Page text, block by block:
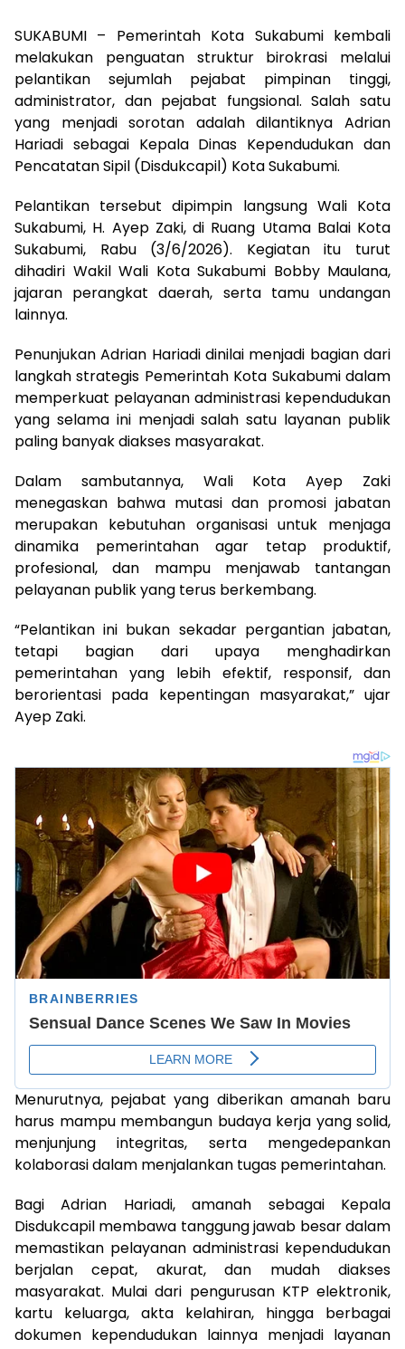
SUKABUMI – Pemerintah Kota Sukabumi kembali
melakukan penguatan struktur birokrasi melalui
pelantikan sejumlah pejabat pimpinan tinggi,
administrator, dan pejabat fungsional. Salah satu
yang menjadi sorotan adalah dilantiknya Adrian
Hariadi sebagai Kepala Dinas Kependudukan dan
Pencatatan Sipil (Disdukcapil) Kota Sukabumi.
Pelantikan tersebut dipimpin langsung Wali Kota
Sukabumi, H. Ayep Zaki, di Ruang Utama Balai Kota
Sukabumi, Rabu (3/6/2026). Kegiatan itu turut
dihadiri Wakil Wali Kota Sukabumi Bobby Maulana,
jajaran perangkat daerah, serta tamu undangan
lainnya.
Penunjukan Adrian Hariadi dinilai menjadi bagian dari
langkah strategis Pemerintah Kota Sukabumi dalam
memperkuat pelayanan administrasi kependudukan
yang selama ini menjadi salah satu layanan publik
paling banyak diakses masyarakat.
Dalam sambutannya, Wali Kota Ayep Zaki
menegaskan bahwa mutasi dan promosi jabatan
merupakan kebutuhan organisasi untuk menjaga
dinamika pemerintahan agar tetap produktif,
profesional, dan mampu menjawab tantangan
pelayanan publik yang terus berkembang.
“Pelantikan ini bukan sekadar pergantian jabatan,
tetapi bagian dari upaya menghadirkan
pemerintahan yang lebih efektif, responsif, dan
berorientasi pada kepentingan masyarakat,” ujar
Ayep Zaki.
Menurutnya, pejabat yang diberikan amanah baru
harus mampu membangun budaya kerja yang solid,
menjunjung integritas, serta mengedepankan
kolaborasi dalam menjalankan tugas pemerintahan.
Bagi Adrian Hariadi, amanah sebagai Kepala
Disdukcapil membawa tanggung jawab besar dalam
memastikan pelayanan administrasi kependudukan
berjalan cepat, akurat, dan mudah diakses
masyarakat. Mulai dari pengurusan KTP elektronik,
kartu keluarga, akta kelahiran, hingga berbagai
dokumen kependudukan lainnya menjadi layanan